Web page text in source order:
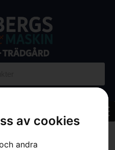
av cookies
andra
modeller